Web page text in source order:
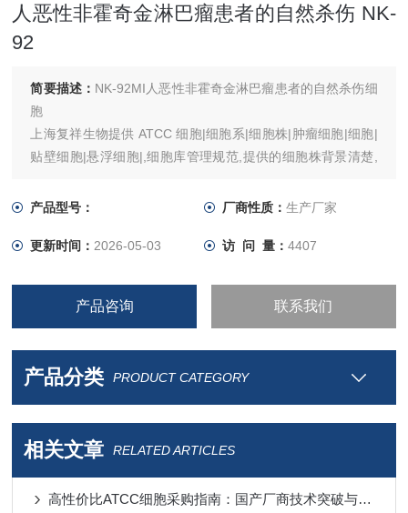
人恶性非霍奇金淋巴瘤患者的自然杀伤 NK-
92
简要描述： NK-92MI人恶性非霍奇金淋巴瘤患者的自然杀伤细
胞
上海复祥生物提供 ATCC 细胞|细胞系|细胞株|肿瘤细胞|细胞|
贴壁细胞|悬浮细胞|,细胞库管理规范,提供的细胞株背景清楚,
询!
产品型号： 厂商性质： 生产厂家
更新时间： 2026-05-03 访 问 量： 4407
产品咨询 联系我们
产品分类 PRODUCT CATEGORY
相关文章 RELATED ARTICLES
高性价比ATCC细胞采购指南：国产厂商技术突破与进口替代分析